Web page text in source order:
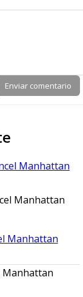
Enviar comentario
Manhattan
Manhattan